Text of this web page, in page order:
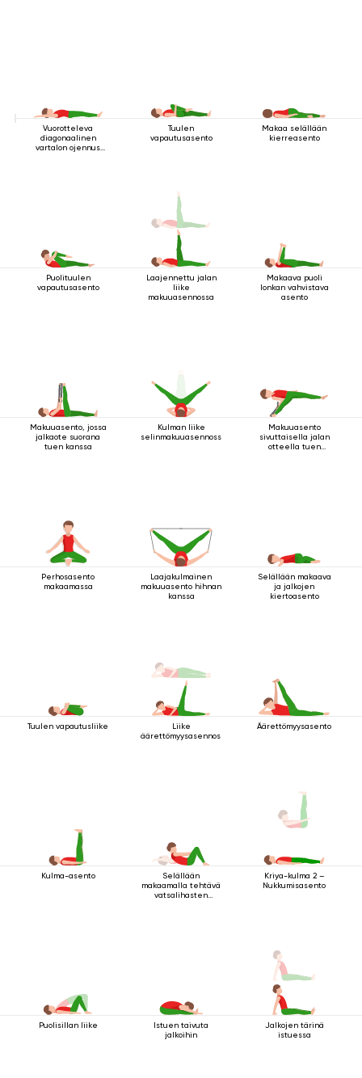
Vuorotteleva
diagonaalinen
vartalon ojennus
Tuulen
vapautusasento
Makaa selällään
kierreasento
Puolituulen
vapautusasento
Laajennettu jalan
liike
makuuasennossa
Makaava puoli
lonkan vahvistava
asento
Makuuasento, jossa
jalkaote suorana
tuen kanssa
Kulman liike
selinmakuuasennossa
Makuuasento
sivuttaisella jalan
otteella tuen
Perhosasento
makaamassa
Laajakulmainen
makuuasento hihnan
kanssa
Selällään makaava
ja jalkojen
kiertoasento
Tuulen vapautusliike
Liike
äärettömyysasennossa
Äärettömyysasento
Kulma-asento
Selällään
makaamalla tehtävä
vatsalihasten
Kriya-kulma 2 –
Nukkumisasento
Puolisillan liike
Istuen taivuta
jalkoihin
Jalkojen tärinä
istuessa